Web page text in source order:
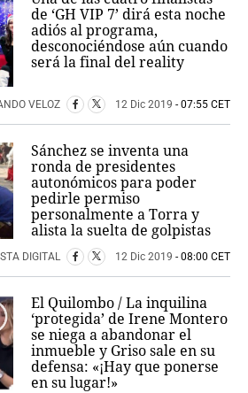
de ‘GH VIP 7’ dirá esta noche
adiós al programa,
desconociéndose aún cuando
será la final del reality
VELOZ 12 Dic 2019 - 07:55 CET
Sánchez se inventa una
ronda de presidentes
autonómicos para poder
pedirle permiso
personalmente a Torra y
alista la suelta de golpistas
DIGITAL 12 Dic 2019 - 08:00 CET
El Quilombo / La inquilina
‘protegida’ de Irene Montero
se niega a abandonar el
inmueble y Griso sale en su
defensa: «¡Hay que ponerse
en su lugar!»